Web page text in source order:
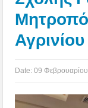
Αγρινίου
Date:09